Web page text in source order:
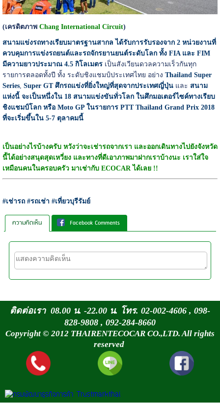
(เครดิตภาพ Chang International Circuit)
สนามแข่งรถทางเรียบมาตรฐานสากล ได้รับการรับรองจาก 2 หน่วยงานที่
ควบคุมการแข่งรถยนต์และรถจักรยานยนต์ระดับโลก ทั้ง FIA และ FIM
มีความยาวประมาณ 4.5 กิโลเมตรเป็นสังเวียนดวลความเร็วกันทุก
รายการตลอดทั้งปี ทั้ง ระดับชิงแชมป์ประเทศไทย อย่าง Thailand Super
Series, Super GT ศึกรถแข่งที่ยิ่งใหญ่ที่สุดจากประเทศญี่ปุ่นและ สนาม
แห่งนี้ จะเป็นหนึ่งใน 18 สนามแข่งขันทั่วโลก ในศึกมอเตอร์ไซค์ทางเรียบ
ชิงแชมป์โลก หรือ Moto GP ในรายการ PTT Thailand Grand Prix 2018
ที่จะเริ่มขึ้นใน 5-7 ตุลาคมนี้
เป็นอย่างไรบ้างครับ หวังว่าจะเช่ารถจากเรา และออกเดินทางไปยังจังหวัด
นี้ได้อย่างสนุดสุดเหวี่ยง และทางที่ดีเอาภาพมาฝากเราบ้างนะ เราใส่ใจ
เหมือนคนในครอบครัว มาเช่ากับ ECOCAR ได้เลย !!
#เช่ารถ #รถเช่า #เที่ยวบุรีรัมย์
ความคิดเห็น Facebook Comments
ติดต่อเรา 08.00 น. -22.00 น. โทร. 02-002-4606 , 098-
828-9808 , 092-284-8660
Copyright © 2012 THAIRENTECOCAR CO.,LTD. All rights
reserved